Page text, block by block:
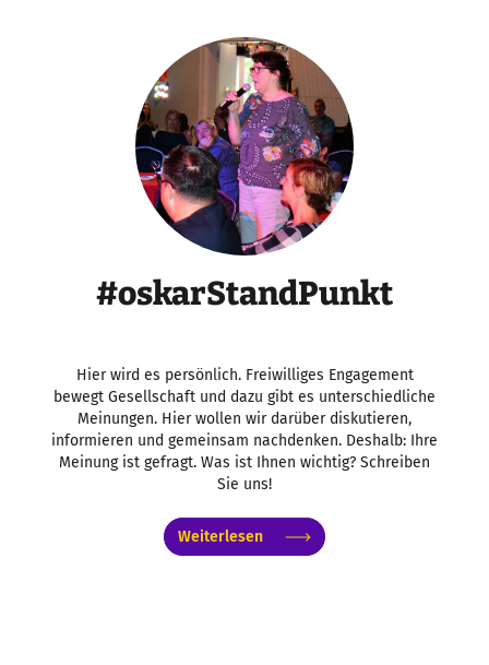
#oskarStandPunkt
Hier wird es persönlich. Freiwilliges Engagement
bewegt Gesellschaft und dazu gibt es unterschiedliche
Meinungen. Hier wollen wir darüber diskutieren,
informieren und gemeinsam nachdenken. Deshalb: Ihre
Meinung ist gefragt. Was ist Ihnen wichtig? Schreiben
Sie uns!
Weiterlesen